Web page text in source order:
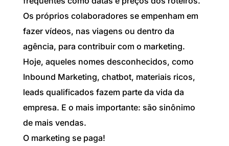
Os próprios colaboradores se empenham em
fazer vídeos, nas viagens ou dentro da
agência, para contribuir com o marketing.
Hoje, aqueles nomes desconhecidos, como
Inbound Marketing, chatbot, materiais ricos,
leads qualificados fazem parte da vida da
empresa. E o mais importante: são sinônimo
de mais vendas.
O marketing se paga!